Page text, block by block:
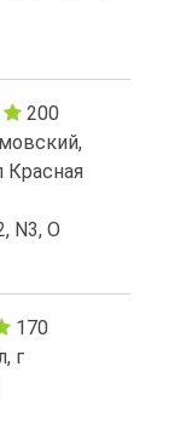
200
Красная
N3, O
170
г